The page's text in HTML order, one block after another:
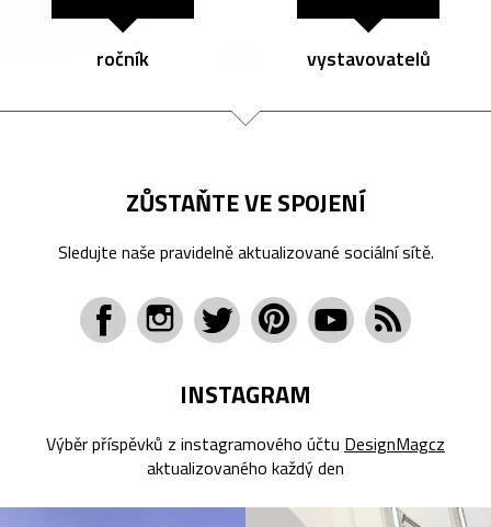
ročník vystavovatelů
ZŮSTAŇTE VE SPOJENÍ
Sledujte naše pravidelně aktualizované sociální sítě.
INSTAGRAM
Výběr příspěvků z instagramového účtu DesignMagcz
aktualizovaného každý den